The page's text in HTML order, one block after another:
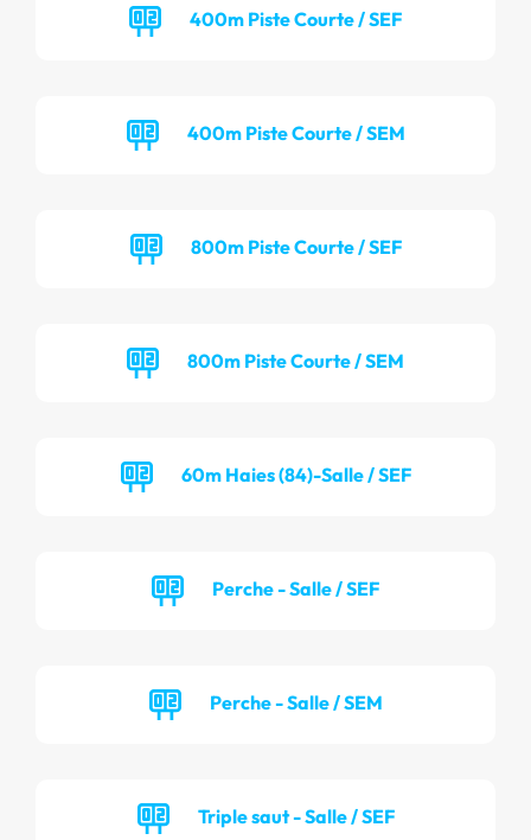
400m Piste Courte / SEF
400m Piste Courte / SEM
800m Piste Courte / SEF
800m Piste Courte / SEM
60m Haies (84)-Salle / SEF
Perche - Salle / SEF
Perche - Salle / SEM
Triple saut - Salle / SEF